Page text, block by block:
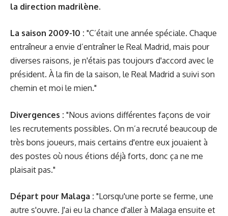
la direction madrilène.
La saison 2009-10 : "C’était une année spéciale. Chaque
entraîneur a envie d’entraîner le Real Madrid, mais pour
diverses raisons, je n'étais pas toujours d'accord avec le
président. À la fin de la saison, le Real Madrid a suivi son
chemin et moi le mien."
Divergences : "Nous avions différentes façons de voir
les recrutements possibles. On m’a recruté beaucoup de
très bons joueurs, mais certains d'entre eux jouaient à
des postes où nous étions déjà forts, donc ça ne me
plaisait pas."
Départ pour Malaga : "Lorsqu'une porte se ferme, une
autre s'ouvre. J'ai eu la chance d'aller à Malaga ensuite et